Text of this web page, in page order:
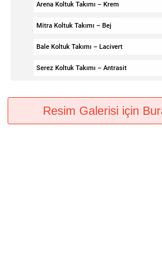
Arena Koltuk Takımı – Krem
Mitra Koltuk Takımı – Bej
Bale Koltuk Takımı – Lacivert
Serez Koltuk Takımı – Antrasit
Resim Galerisi için